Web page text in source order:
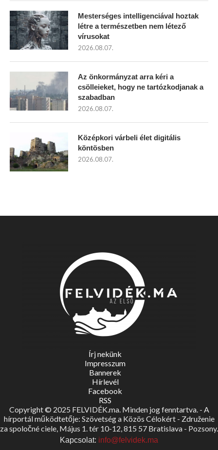
Mesterséges intelligenciával hoztak
létre a természetben nem létező
vírusokat
2026.08.07.
Az önkormányzat arra kéri a
csölleieket, hogy ne tartózkodjanak a
szabadban
2026.08.07.
Középkori várbeli élet digitális
köntösben
2026.08.07.
Írj nekünk
Impresszum
Bannerek
Hírlevél
Facebook
RSS
Copyright © 2025 FELVIDÉK.ma. Minden jog fenntartva. - A
hírportál működtetője: Szövetség a Közös Célokért - Združenie
za spoločné ciele, Május 1. tér 10-12, 815 57 Bratislava - Pozsony.
Kapcsolat: info@felvidek.ma